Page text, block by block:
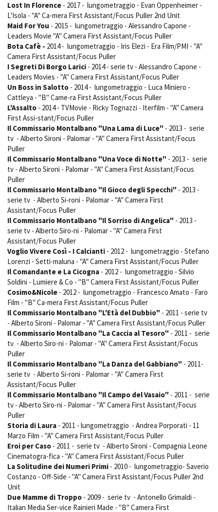
Lost In Florence - 2017 - lungometraggio - Evan Oppenheimer -
L'Isola - "A" Ca-mera First Assistant/Focus Puller 2nd Unit
Maid For You - 2015 - lungometraggio - Alessandro Capone -
Leaders Movie "A" Camera First Assistant/Focus Puller
Bota Cafè - 2014 - lungometraggio - Iris Elezi - Era Film/PMI - "A"
Camera First Assistant/Focus Puller
I Segreti Di Borgo Larici - 2014 - serie tv - Alessandro Capone -
Leaders Movies - "A" Camera First Assistant/Focus Puller
Un Boss in Salotto - 2014 - lungometraggio - Luca Miniero -
Cattleya - "B" Came-ra First Assistant/Focus Puller
L'Assalto - 2014 - TVMovie - Ricky Tognazzi - Iterfilm - "A" Camera
First Assi-stant/Focus Puller
Il Commissario Montalbano "Una Lama di Luce" - 2013 - serie
tv - Alberto Sironi - Palomar - "A" Camera First Assistant/Focus
Puller
Il Commissario Montalbano "Una Voce di Notte" - 2013 - serie
tv - Alberto Sironi - Palomar - "A" Camera First Assistant/Focus
Puller
Il Commissario Montalbano "Il Gioco degli Specchi" - 2013 -
serie tv - Alberto Si-roni - Palomar - "A" Camera First
Assistant/Focus Puller
Il Commissario Montalbano "Il Sorriso di Angelica" - 2013 -
serie tv - Alberto Siro-ni - Palomar - "A" Camera First
Assistant/Focus Puller
Voglio Vivere Così - I Calcianti - 2012 - lungometraggio - Stefano
Lorenzi - Setti-maluna - "A" Camera First Assistant/Focus Puller
Il Comandante e La Cicogna - 2012 - lungometraggio - Silvio
Soldini - Lumiere & Co - "B" Camera First Assistant/Focus Puller
Cosimo&Nicole - 2012 - lungometraggio - Francesco Amato - Faro
Film - "B" Ca-mera First Assistant/Focus Puller
Il Commissario Montalbano "L'Età del Dubbio" - 2011 - serie tv
- Alberto Sironi - Palomar - "A" Camera First Assistant/Focus Puller
Il Commissario Montalbano "La Caccia al Tesoro" - 2011 - serie
tv - Alberto Siro-ni - Palomar - "A" Camera First Assistant/Focus
Puller
Il Commissario Montalbano "La Danza del Gabbiano" - 2011-
serie tv - Alberto Si-roni - Palomar - "A" Camera First
Assistant/Focus Puller
Il Commissario Montalbano "Il Campo del Vasaio" - 2011 - serie
tv - Alberto Siro-ni - Palomar - "A" Camera First Assistant/Focus
Puller
Storia di Laura - 2011 - lungometraggio - Andrea Porporati - 11
Marzo Film - "A" Camera First Assistant/Focus Puller
Eroi per Caso - 2011 - serie tv - Alberto Sironi - Compagnia Leone
Cinematogra-fica - "A" Camera First Assistant/Focus Puller
La Solitudine dei Numeri Primi - 2010 - lungometraggio- Saverio
Costanzo - Off-Side - "A" Camera First Assistant/Focus Puller 2nd
Unit
Due Mamme di Troppo - 2009 - serie tv - Antonello Grimaldi -
Italian Media Ser-vice Rainieri Made - "B" Camera First